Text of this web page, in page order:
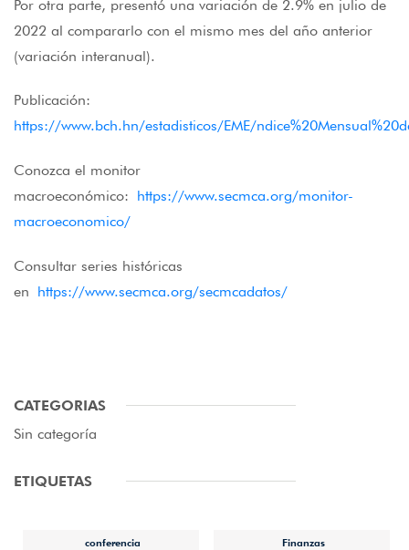
Por otra parte, presentó una variación de 2.9% en julio de
2022 al compararlo con el mismo mes del año anterior
(variación interanual).
Publicación:
https://www.bch.hn/estadisticos/EME/
Conozca el monitor
macroeconómico: https://www.secmca.org/monitor-
macroeconomico/
Consultar series históricas
en https://www.secmca.org/secmcadatos/
CATEGORIAS
Sin categoría
ETIQUETAS
conferencia Finanzas